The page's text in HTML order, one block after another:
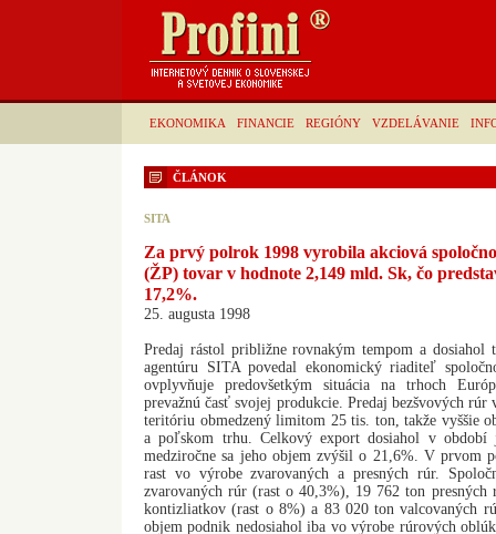
EKONOMIKA FINANCIE REGIÓNY VZDELÁVANIE
ČLÁNOK
SITA
Za prvý polrok 1998 vyrobila akciová
(ŽP) tovar v hodnote 2,149 mld. Sk, čo
17,2%.
25. augusta 1998
Predaj rástol približne rovnakým tempom a
agentúru SITA povedal ekonomický riaditeľ
ovplyvňuje predovšetkým situácia na trhoch
prevažnú časť svojej produkcie. Predaj bezšvových rúr
teritóriu obmedzený limitom 25 tis. ton, takže vyššie
a poľskom trhu. Celkový export dosiahol v
medziročne sa jeho objem zvýšil o 21,6%. V prvom
rast vo výrobe zvarovaných a presných rúr.
zvarovaných rúr (rast o 40,3%), 19 762 ton
kontizliatkov (rast o 8%) a 83 020 ton valcovaných
objem podnik nedosiahol iba vo výrobe rúrových